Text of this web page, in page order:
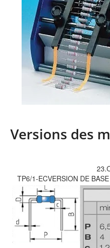
Versions des
TP6/1-ECVERSION DE